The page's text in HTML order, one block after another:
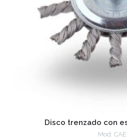
Disco trenzado con
Mod. CAE